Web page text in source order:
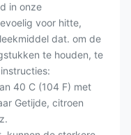
in onze
voor hitte,
dat. om de
te houden, te
40 C (104 F) met
Getijde, citroen